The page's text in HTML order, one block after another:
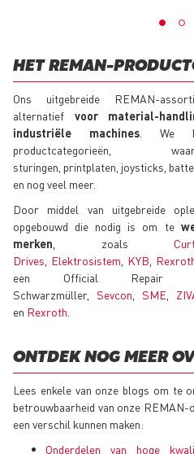
HET REMAN-
Ons uitgebreide REMAN-
alternatief voor material-
industriële machines. We
productcategorieën,
sturingen, printplaten, joysticks,
en nog veel meer.
Door middel van uitgebreide
opgebouwd die nodig is om te
merken , zoals
Drives Elektrosistem KYB
een Official
Schwarzmüller, Sevcon SME
en Rexroth
ONTDEK NOG MEER
Lees enkele van onze blogs om te
betrouwbaarheid van onze REMAN-
een verschil kunnen maken:
Onderdelen van hoge